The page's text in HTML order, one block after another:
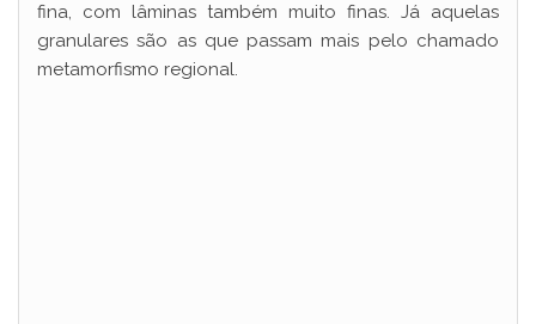
fina, com lâminas também muito finas. Já aquelas
granulares são as que passam mais pelo chamado
metamorfismo regional.